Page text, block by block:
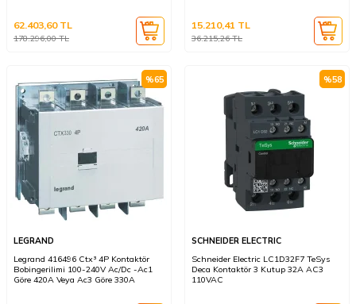
178.296,00TL
62.403,60TL
36.215,26TL
15.210,41 TL
%65
LEGRAND
Legrand 416496 Ctx³ 4P Kontaktör
Bobingerilimi 100-240V Ac/Dc -Ac1
Göre 420A Veya Ac3 Göre 330A
%58
SCHNEIDER ELECTRIC
Schneider Electric LC1D32F7 TeSys
Deca Kontaktör 3 Kutup 32A AC3
110VAC